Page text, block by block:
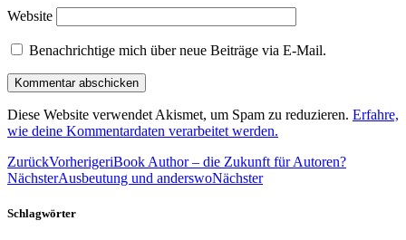
Website
Benachrichtige mich über neue Beiträge via E-Mail.
Diese Website verwendet Akismet, um Spam zu reduzieren. Erfahre,
wie deine Kommentardaten verarbeitet werden.
ZurückVorherigeriBook Author – die Zukunft für Autoren?
NächsterAusbeutung und anderswoNächster
Schlagwörter